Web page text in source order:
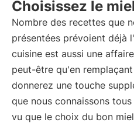
Choisissez le
Nombre des recettes que
présentées prévoient déjà
cuisine est aussi une
peut-être qu'en
donnerez une touche
que nous connaissons
vu que le choix du bon